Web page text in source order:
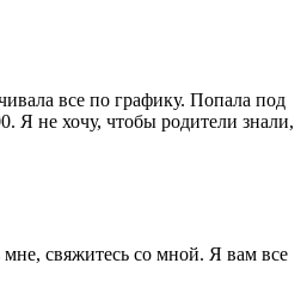
все по графику. Попала под
Я не хочу, чтобы родители знали,
свяжитесь со мной. Я вам все